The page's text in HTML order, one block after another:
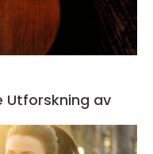
Utforskning av